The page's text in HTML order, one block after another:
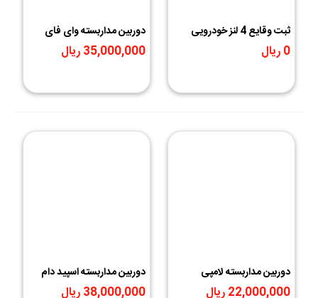
ثبت وقایع 4 لنز خودرویی
WIFI
0 ریال
دوربین مداربسته وای فای
WiFi آیمو مدل Ranger 2-D
35,000,000 ریال
دوربین مداربسته لامپی
چرخشی V380
22,000,000 ریال
دوربین مداربسته اسپید دام
وای فای V380
38,000,000 ریال